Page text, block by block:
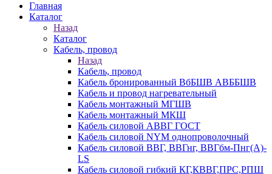
Главная
Каталог
Назад
Каталог
Кабель, провод
Назад
Кабель, провод
Кабель бронированный ВбБШВ АВББШВ
Кабель и провод нагревательный
Кабель монтажный МГШВ
Кабель монтажный МКШ
Кабель силовой АВВГ ГОСТ
Кабель силовой NYM однопроволочный
Кабель силовой ВВГ, ВВГнг, ВВГбм-Пнг(А)-
LS
Кабель силовой гибкий КГ,КВВГ,ПРС,РПШ